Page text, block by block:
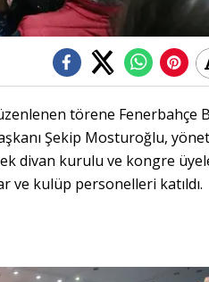
törene Fenerbahçe
Şekip Mosturoğlu,
divan kurulu ve kongre
ve kulüp personelleri katıldı.